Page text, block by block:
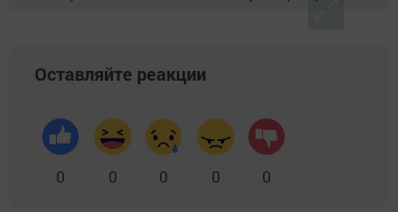
Оставляйте реакции
0 0 0 0 0